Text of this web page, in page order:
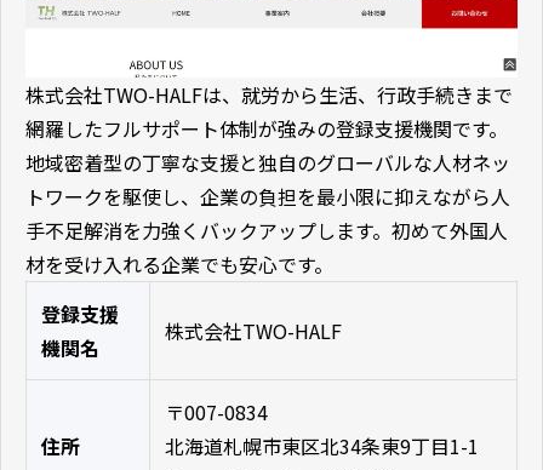
株式会社TWO-HALFは、就労から生活、行政手続きまで
網羅したフルサポート体制が強みの登録支援機関です。
地域密着型の丁寧な支援と独自のグローバルな人材ネッ
トワークを駆使し、企業の負担を最小限に抑えながら人
手不足解消を力強くバックアップします。初めて外国人
材を受け入れる企業でも安心です。
登録支援
機関名
株式会社TWO-HALF
住所
〒007-0834
北海道札幌市東区北34条東9丁目1-1